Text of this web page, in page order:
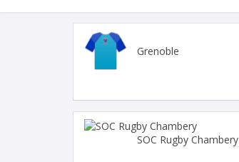
Grenoble
SOC Rugby Chambery